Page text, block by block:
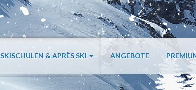
SKISCHULEN & APRÈS SKI ANGEBOTE